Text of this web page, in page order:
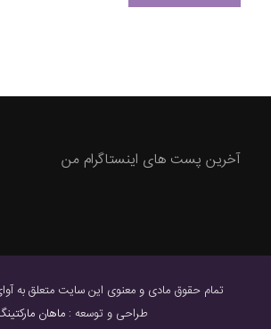
آخرین پست های اینستاگرام من
تمام حقوق مادی و معنوی این سایت متعلق به
طراحی و توسعه :ماهان